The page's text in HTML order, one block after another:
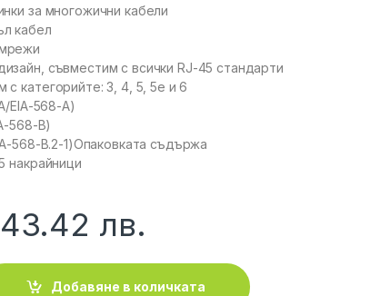
за многожични кабели
кабел
съвместим с всички RJ-45 стандарти
с категорийте: 3, 4, 5, 5e и 6
EIA-568-A)
568-B)
568-B.2-1)Опаковката съдържа
накрайници
43.42 лв.
UTP cat.6 RJ-45, 100 бр. quantity
Добавяне в количката